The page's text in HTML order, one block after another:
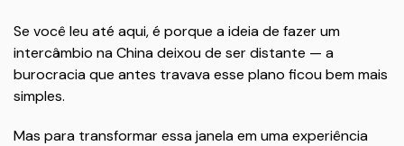
Se você leu até aqui, é porque a ideia de fazer um
intercâmbio na China deixou de ser distante — a
burocracia que antes travava esse plano ficou bem mais
simples.
Mas para transformar essa janela em uma experiência